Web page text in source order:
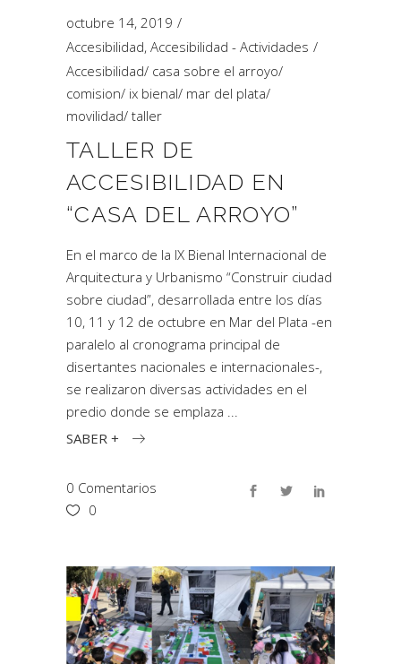
octubre 14, 2019
Accesibilidad, Accesibilidad - Actividades
Accesibilidad/ casa sobre el arroyo/
comision/ ix bienal/ mar del plata/
movilidad/ taller
TALLER DE
ACCESIBILIDAD EN
“CASA DEL ARROYO”
En el marco de la IX Bienal Internacional de
Arquitectura y Urbanismo “Construir ciudad
sobre ciudad”, desarrollada entre los días
10, 11 y 12 de octubre en Mar del Plata -en
paralelo al cronograma principal de
disertantes nacionales e internacionales-,
se realizaron diversas actividades en el
predio donde se emplaza
SABER +
0 Comentarios
0